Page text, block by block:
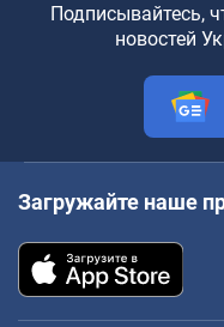
Подписывайтесь,
новостей
Загружайте наше